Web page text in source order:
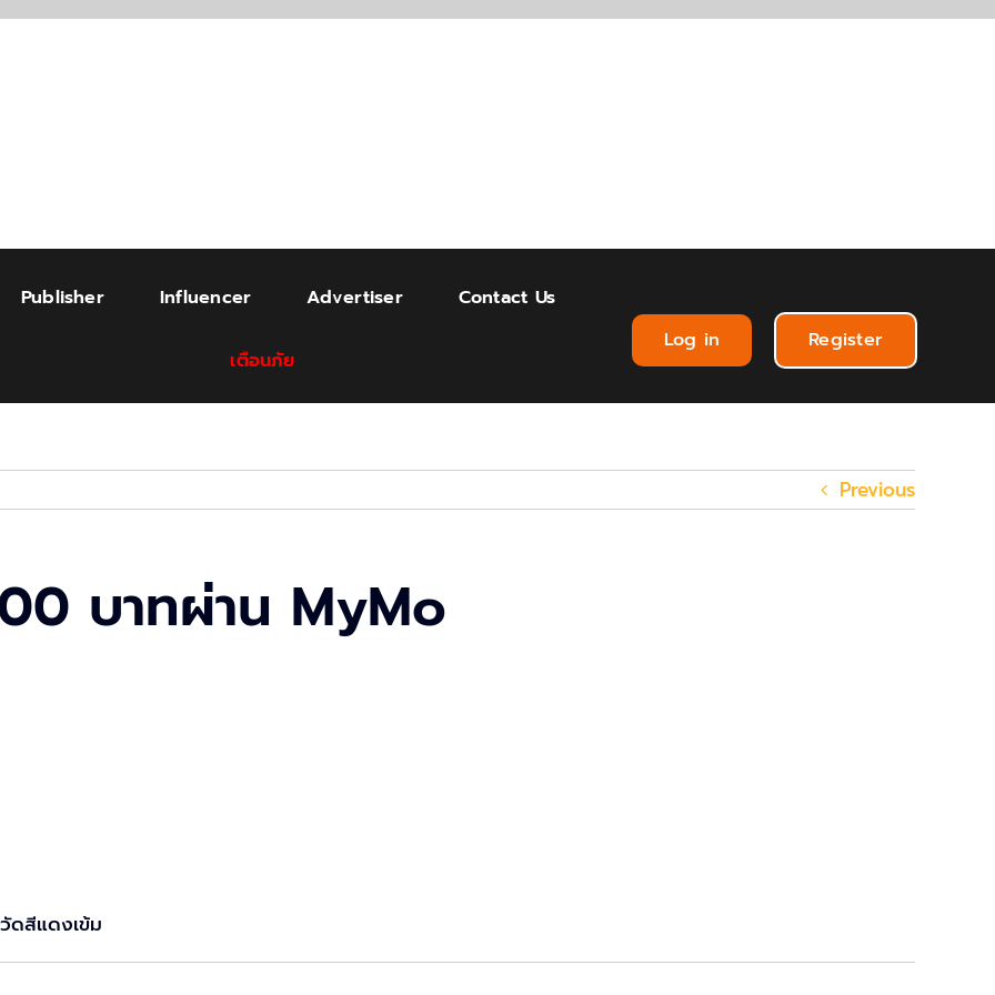
Publisher Influencer Advertiser Contact Us
เตือนภัย
Log in Register
Previous
บาทผ่าน MyMo
ดสีแดงเข้ม